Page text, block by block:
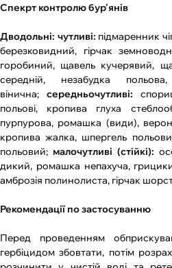
Спекрт контролю бур'янів
Дводольні: чутливі: підмаренник
березковидний, гірчак
горобиний, щавель кучерявий,
середній, незабудка
вінична; середньочутливі:
польові, кропива глуха
пурпурова, ромашка (види),
кропива жалка, шпергель
польовий; малочутливі (стійкі):
дикий, ромашка непахуча,
амброзія полинолиста, гірчак
Рекомендації по застосуванню
Перед проведенням
гербіцидом збовтати, потім